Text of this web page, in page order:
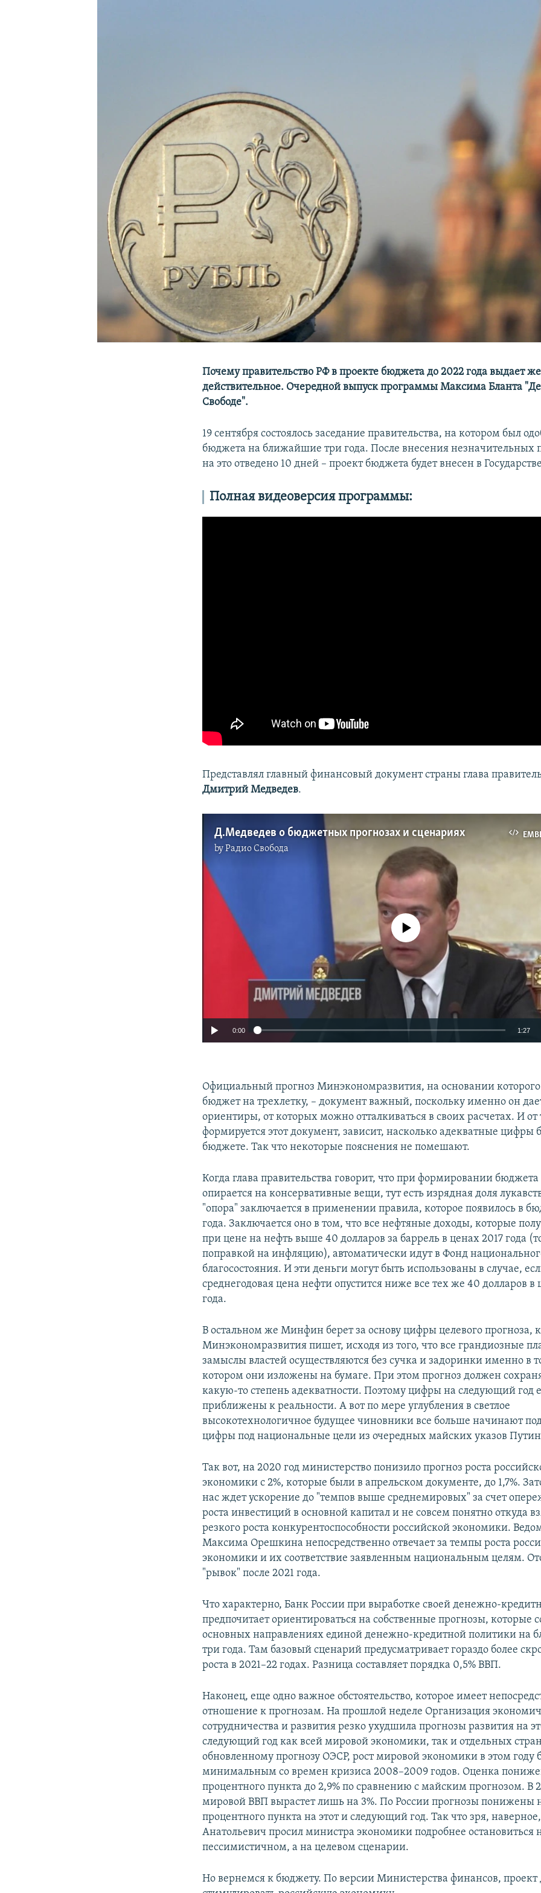
Почему правительство РФ в проекте бюджета до 2022 года выдает
действительное. Очередной выпуск программы Максима Бланта
Свободе".
19 сентября состоялось заседание правительства, на котором был
бюджета на ближайшие три года. После внесения незначительных
на это отведено 10 дней – проект бюджета будет внесен в
Полная видеоверсия программы:
Представлял главный финансовый документ страны глава
Дмитрий Медведев.
Д.Медведев о бюджетных прогнозах и сценариях
byРадио Свобода
No media source currently available
0:00 1:27
Официальный прогноз Минэкономразвития, на основании которого
бюджет на трехлетку, – документ важный, поскольку именно он
ориентиры, от которых можно отталкиваться в своих расчетах. И от
формируется этот документ, зависит, насколько адекватные цифры
бюджете. Так что некоторые пояснения не помешают.
Когда глава правительства говорит, что при формировании
опирается на консервативные вещи, тут есть изрядная доля
"опора" заключается в применении правила, которое появилось в
года. Заключается оно в том, что все нефтяные доходы, которые
при цене на нефть выше 40 долларов за баррель в ценах 2017 года
поправкой на инфляцию), автоматически идут в Фонд
благосостояния. И эти деньги могут быть использованы в случае,
среднегодовая цена нефти опустится ниже все тех же 40 долларов в
года.
В остальном же Минфин берет за основу цифры целевого прогноза,
Минэкономразвития пишет, исходя из того, что все грандиозные
замыслы властей осуществляются без сучка и задоринки именно в
котором они изложены на бумаге. При этом прогноз должен
какую-то степень адекватности. Поэтому цифры на следующий год
приближены к реальности. А вот по мере углубления в светлое
высокотехнологичное будущее чиновники все больше начинают
цифры под национальные цели из очередных майских указов
Так вот, на 2020 год министерство понизило прогноз роста
экономики с 2%, которые были в апрельском документе, до 1,7%.
нас ждет ускорение до "темпов выше среднемировых" за счет
роста инвестиций в основной капитал и не совсем понятно откуда
резкого роста конкурентоспособности российской экономики.
Максима Орешкина непосредственно отвечает за темпы роста
экономики и их соответствие заявленным национальным целям.
"рывок" после 2021 года.
Что характерно, Банк России при выработке своей денежно-
предпочитает ориентироваться на собственные прогнозы, которые
основных направлениях единой денежно-кредитной политики на
три года. Там базовый сценарий предусматривает гораздо более
роста в 2021–22 годах. Разница составляет порядка 0,5% ВВП.
Наконец, еще одно важное обстоятельство, которое имеет
отношение к прогнозам. На прошлой неделе Организация
сотрудничества и развития резко ухудшила прогнозы развития на
следующий год как всей мировой экономики, так и отдельных
обновленному прогнозу ОЭСР, рост мировой экономики в этом году
минимальным со времен кризиса 2008–2009 годов. Оценка
процентного пункта до 2,9% по сравнению с майским прогнозом. В
мировой ВВП вырастет лишь на 3%. По России прогнозы понижены
процентного пункта на этот и следующий год. Так что зря,
Анатольевич просил министра экономики подробнее остановиться
пессимистичном, а на целевом сценарии.
Но вернемся к бюджету. По версии Министерства финансов,